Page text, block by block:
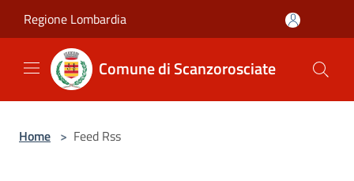
Regione Lombardia
Comune di Scanzorosciate
Home > Feed Rss